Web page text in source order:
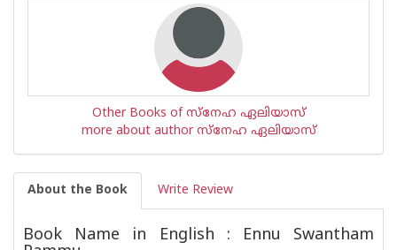
Other Books of സ്നേഹ ഏലിയാസ്
more about author സ്നേഹ ഏലിയാസ്
About the Book Write Review
Book Name in English : Ennu Swantham